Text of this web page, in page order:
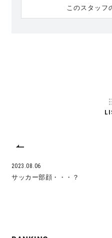
動画ギャラリーこのスタッフ
2023.08.06
サッカー部顔・・・？